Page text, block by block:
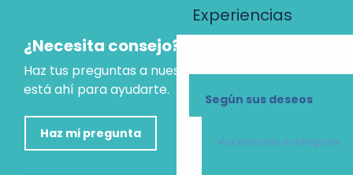
Experiencias
Según sus deseos
Vacaciones ecológicas
¿Necesita consejo?
Haz tus preguntas a nuestro asistente virtual, que
está ahí para ayudarte.
Haz mi pregunta